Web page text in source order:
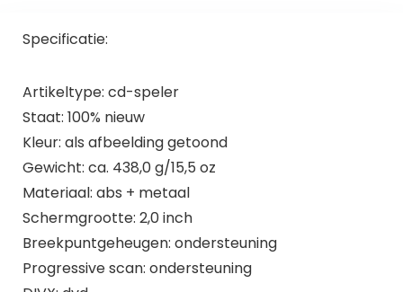
Specificatie:
Artikeltype: cd-speler
Staat: 100% nieuw
Kleur: als afbeelding getoond
Gewicht: ca. 438,0 g/15,5 oz
Materiaal: abs + metaal
Schermgrootte: 2,0 inch
Breekpuntgeheugen: ondersteuning
Progressive scan: ondersteuning